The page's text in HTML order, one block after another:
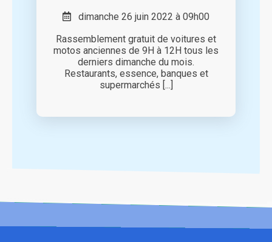
dimanche 26 juin 2022 à 09h00
Rassemblement gratuit de voitures et
motos anciennes de 9H à 12H tous les
derniers dimanche du mois.
Restaurants, essence, banques et
supermarchés [...]